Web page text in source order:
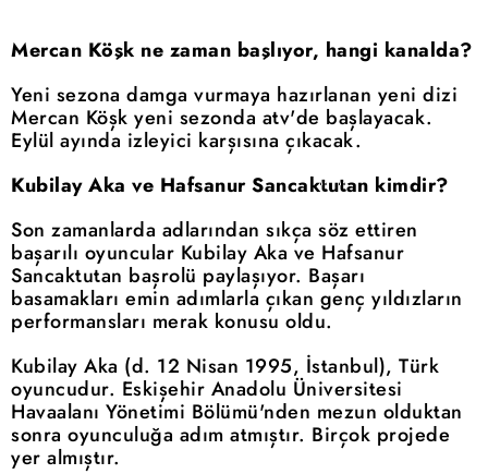
Mercan Köşk ne zaman başlıyor, hangi kanalda?
Yeni sezona damga vurmaya hazırlanan yeni dizi
Mercan Köşk yeni sezonda atv'de başlayacak.
Eylül ayında izleyici karşısına çıkacak.
Kubilay Aka ve Hafsanur Sancaktutan kimdir?
Son zamanlarda adlarından sıkça söz ettiren
başarılı oyuncular Kubilay Aka ve Hafsanur
Sancaktutan başrolü paylaşıyor. Başarı
basamakları emin adımlarla çıkan genç yıldızların
performansları merak konusu oldu.
Kubilay Aka (d. 12 Nisan 1995, İstanbul), Türk
oyuncudur. Eskişehir Anadolu Üniversitesi
Havaalanı Yönetimi Bölümü'nden mezun olduktan
sonra oyunculuğa adım atmıştır. Birçok projede
yer almıştır.